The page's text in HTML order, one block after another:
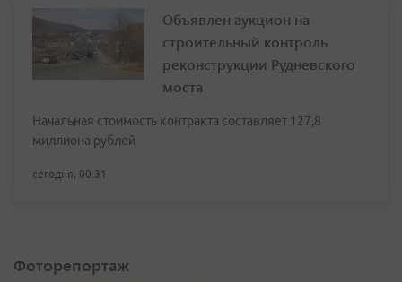
Объявлен аукцион на
строительный контроль
реконструкции Рудневского
моста
Начальная стоимость контракта составляет 127,8
миллиона рублей
сегодня, 00:31
Фоторепортаж